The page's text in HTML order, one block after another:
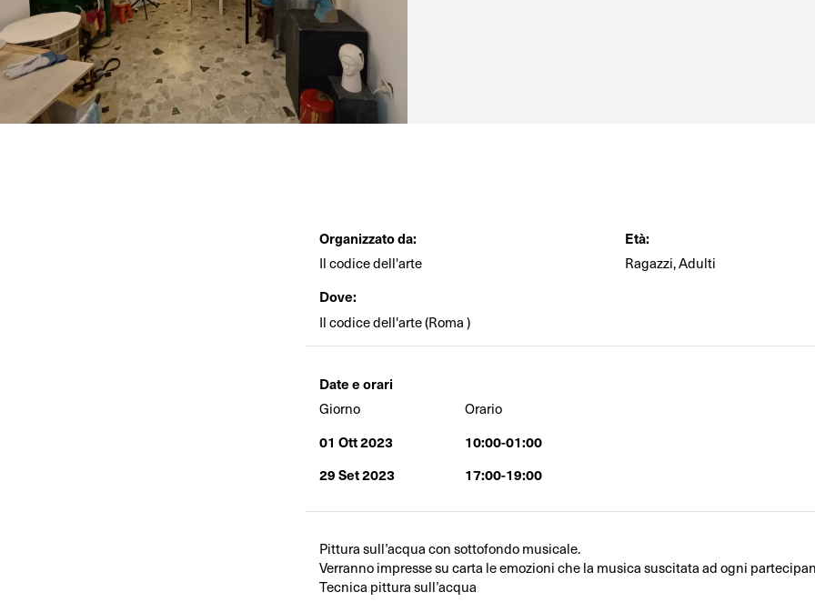
Organizzato da:
Il codice dell'arte
Età:
Ragazzi, Adulti
Dove:
Il codice dell'arte (Roma )
Date e orari
Giorno Orario
01 Ott 2023
10:00-01:00
29 Set 2023
17:00-19:00
Pittura sull’acqua con sottofondo musicale.
Verranno impresse su carta le emozioni che la musica suscitata ad ogni
Tecnica pittura sull’acqua